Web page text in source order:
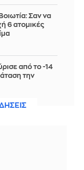
Σαν να
6 ατομικές
από το -14
την